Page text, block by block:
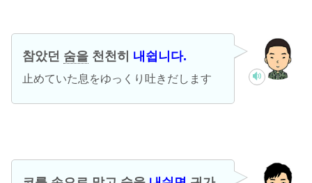
참았던 숨을천천히 내쉽니다.
止めていた息をゆっくり吐きだします